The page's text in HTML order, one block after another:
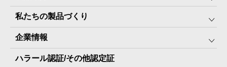
みんなの保存⾷
The Next Dekade10年保存
The Next Dekade7年保存
私たちの製品づくり
SDGSへの取り組み
JARA(ペット⽤防災備蓄⾷)について
企業情報
社⻑ご挨拶
ハラール認証/その他認定証